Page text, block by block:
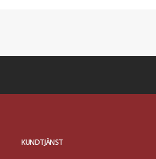
KUNDTJÄNST